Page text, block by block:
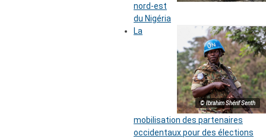
nord-est
du Nigéria
© Ibrahim Shérif Senth
La
mobilisation des partenaires
occidentaux pour des élections